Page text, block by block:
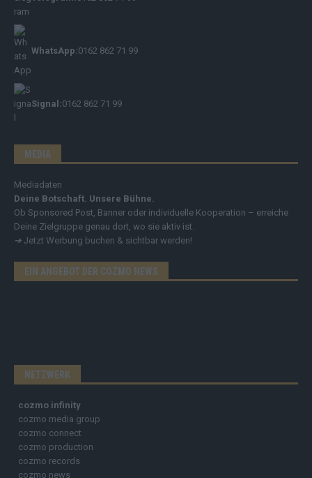
WhatsApp:0162 862 71 99
Signal:0162 862 71 99
MEDIA
Mediadaten
Deine Botschaft. Unsere Bühne.
Ob Sponsored Post, Banner oder individuelle Kooperation – erreiche
Deine Zielgruppe genau dort, wo sie aktiv ist.
➔ Jetzt Werbung buchen & sichtbar werden!
EIN ANGEBOT DER COZMO NEWS
NETZWERK
cozmo infinity
cozmo media group
cozmo connect
cozmo production
cozmo records
cozmo news